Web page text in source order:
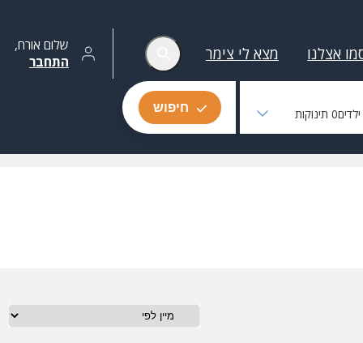
אצלנו מצא לי צימר שלום אורח,
התחבר
0תינוקות חיפוש